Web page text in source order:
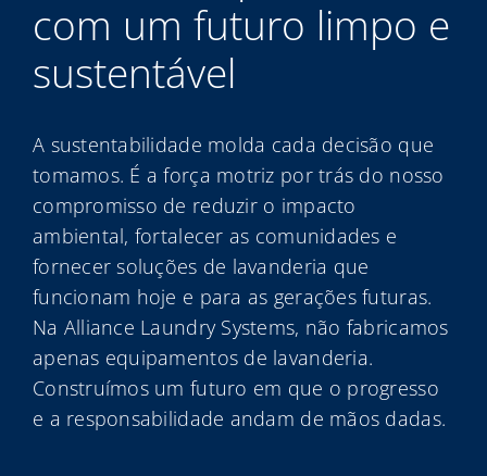
My Alliance
com um futuro limpo e
sustentável
A sustentabilidade molda cada decisão que
tomamos. É a força motriz por trás do nosso
compromisso de reduzir o impacto
ambiental, fortalecer as comunidades e
fornecer soluções de lavanderia que
funcionam hoje e para as gerações futuras.
Na Alliance Laundry Systems, não fabricamos
apenas equipamentos de lavanderia.
Construímos um futuro em que o progresso
e a responsabilidade andam de mãos dadas.